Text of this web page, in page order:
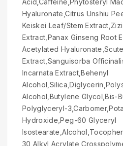
Acid,Caffeine,Phytosteryl
Hyaluronate,Citrus Unshiu
Keiskei Leaf/Stem
Extract,Panax Ginseng Root
Acetylated
Extract,Sanguisorba
Incarnata Extract,Behenyl
Alcohol,Butylene Glycol,Bis-
Polyglyceryl-
Hydroxide,Peg-60 Glyceryl
30 Alkyl Acrylate